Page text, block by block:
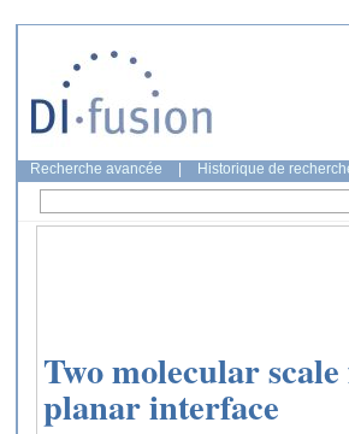
Recherche avancée Historique de
Two molecular
planar interface